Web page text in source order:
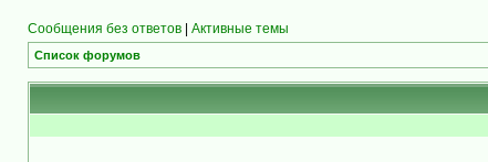
Сообщения без ответов | Активные темы
Список форумов